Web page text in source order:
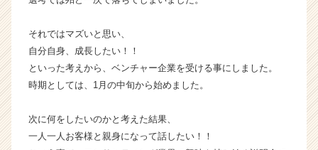
届
く
就
活
イ
チ
それではマズいと思い、
自分自身、成長したい！！
といった考えから、ベンチャー企業を受ける事にしました。
時期としては、1月の中旬から始めました。
次に何をしたいのかと考えた結果、
一人一人お客様と親身になって話したい！！